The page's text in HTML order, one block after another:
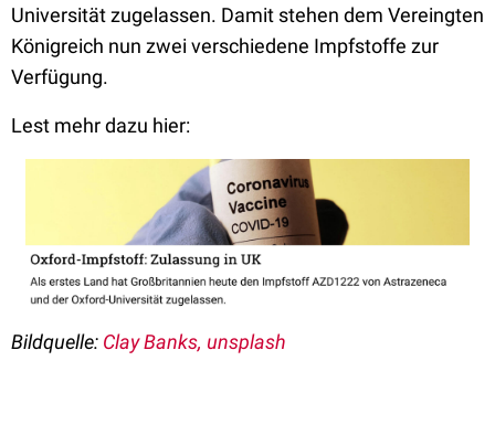
Universität zugelassen. Damit stehen dem Vereingten
Königreich nun zwei verschiedene Impfstoffe zur
Verfügung.
Lest mehr dazu hier:
Bildquelle: Clay Banks, unsplash